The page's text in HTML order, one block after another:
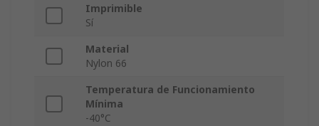
Imprimible
Sí
Material
Nylon 66
Temperatura de Funcionamiento
Mínima
-40°C